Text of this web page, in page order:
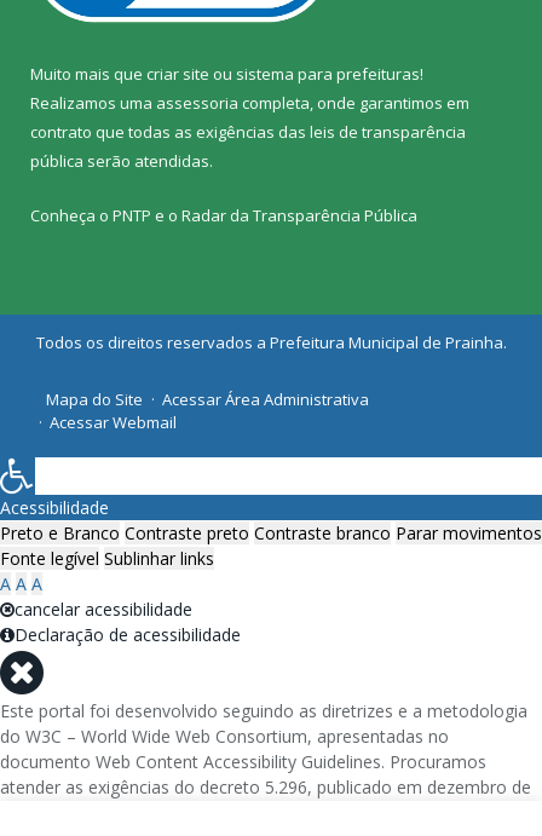
Muito mais que criar site ou sistema para prefeituras!
Realizamos uma assessoria completa, onde garantimos em
contrato que todas as exigências das leis de transparência
pública serão atendidas.
Conheça o PNTP e o Radar da Transparência Pública
Todos os direitos reservados a Prefeitura Municipal de Prainha.
Mapa do Site
Acessar Área Administrativa
Acessar Webmail
Acessibilidade
Preto e Branco Contraste preto Contraste branco Parar movimentos
Fonte legível Sublinhar links
A A A
cancelar acessibilidade
Declaração de acessibilidade
Este portal foi desenvolvido seguindo as diretrizes e a metodologia
do W3C – World Wide Web Consortium, apresentadas no
documento Web Content Accessibility Guidelines. Procuramos
atender as exigências do decreto 5.296, publicado em dezembro de